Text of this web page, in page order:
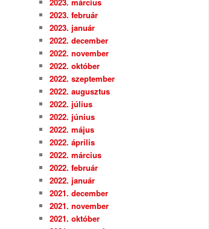
2023. február
2023. január
2022. december
2022. november
2022. október
2022. szeptember
2022. augusztus
2022. július
2022. június
2022. május
2022. április
2022. március
2022. február
2022. január
2021. december
2021. november
2021. október